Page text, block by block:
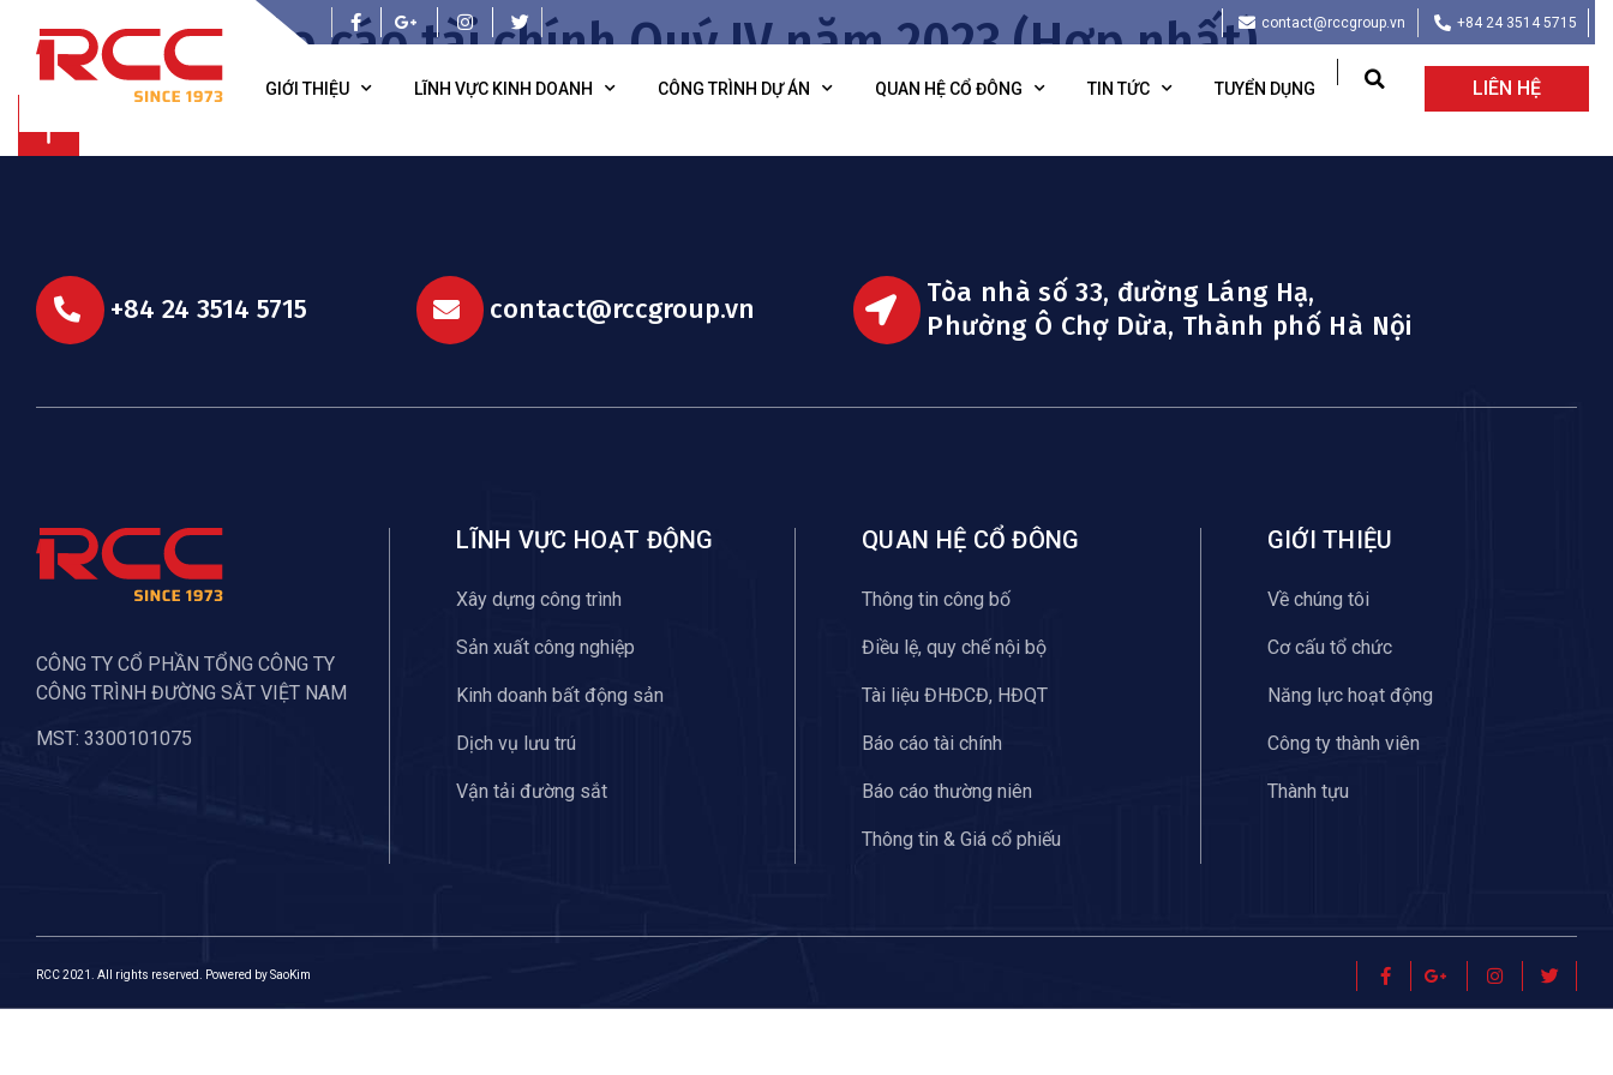
contact@rccgroup.vn +84 24 3514 5715
GIỚI THIỆU LĨNH VỰC KINH DOANH CÔNG TRÌNH DỰ ÁN QUAN HỆ CỔ ĐÔNG TIN TỨC TUYỂN DỤNG LIÊN HỆ
Báo cáo tài chính Quý IV năm 2023 (Hợp nhất)
+84 24 3514 5715 contact@rccgroup.vn
Tòa nhà số 33, đường Láng Hạ,
Phường Ô Chợ Dừa, Thành phố Hà Nội
CÔNG TY CỔ PHẦN TỔNG CÔNG TY
CÔNG TRÌNH ĐƯỜNG SẮT VIỆT NAM
MST: 3300101075
LĨNH VỰC HOẠT ĐỘNG
Xây dựng công trình
Sản xuất công nghiệp
Kinh doanh bất động sản
Dịch vụ lưu trú
Vận tải đường sắt
QUAN HỆ CỔ ĐÔNG
Thông tin công bố
Điều lệ, quy chế nội bộ
Tài liệu ĐHĐCĐ, HĐQT
Báo cáo tài chính
Báo cáo thường niên
Thông tin & Giá cổ phiếu
GIỚI THIỆU
Về chúng tôi
Cơ cấu tổ chức
Năng lực hoạt động
Công ty thành viên
Thành tựu
RCC 2021. All rights reserved. Powered bySaoKim